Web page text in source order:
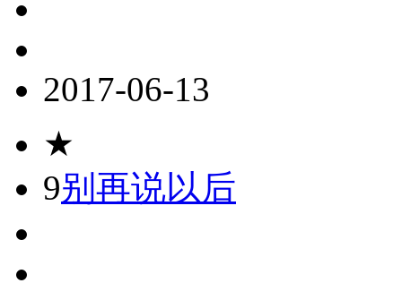
2017-06-13
★
9别再说以后